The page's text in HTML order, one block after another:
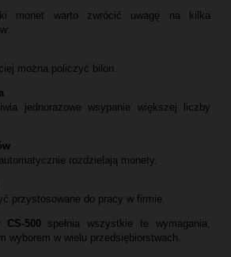
monet warto zwrócić uwagę na kilka
można policzyć bilon.
jednorazowe wsypanie większej liczby
rozdzielają monety.
przystosowane do pracy w firmie.
CS‑500spełnia wszystkie te wymagania,
wyborem w wielu przedsiębiorstwach.